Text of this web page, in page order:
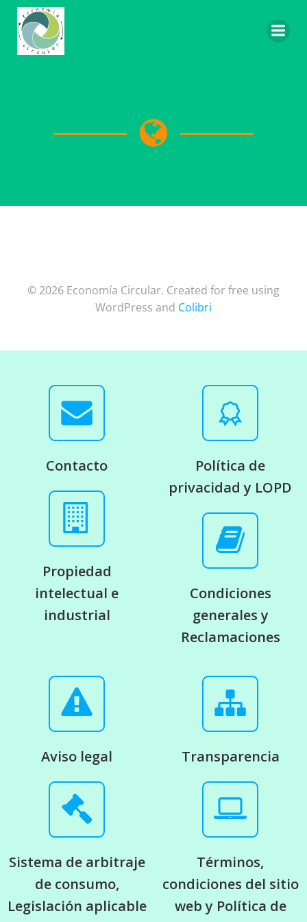
© 2026 Economía Circular. Created for free using
WordPress and Colibri
Contacto
Propiedad
intelectual e
industrial
Política de
privacidad y LOPD
Condiciones
generales y
Reclamaciones
Aviso legal
Sistema de arbitraje
de consumo,
Legislación aplicable
Transparencia
Términos,
condiciones del sitio
web y Política de